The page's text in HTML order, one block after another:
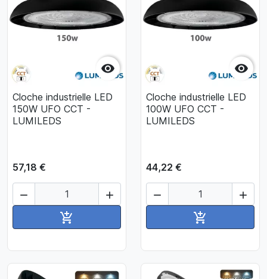

Cloche industrielle LED
150W UFO CCT -
LUMILEDS
57,18 €
 


Cloche industrielle LED
100W UFO CCT -
LUMILEDS
44,22 €
 
